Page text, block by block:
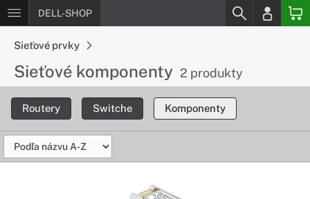
DELL-SHOP
Sieťové prvky
Sieťové komponenty 2 produkty
Routery Switche Komponenty